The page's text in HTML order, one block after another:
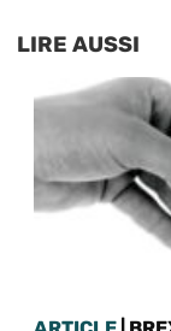
LIRE AUSSI